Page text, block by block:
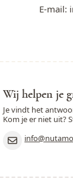
E-mail:
Wij helpen je
Je vindt het
Kom je er niet uit?